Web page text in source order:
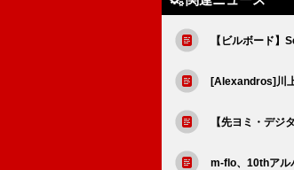
【ビルボード
[Alexandros]川
【先ヨミ・デ
m-flo、10thアル